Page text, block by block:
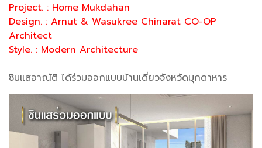
Project. : Home Mukdahan
Design. : Arnut & Wasukree Chinarat CO-OP
Architect
Style. : Modern Architecture
ซินแสอาณัติ ได้ร่วมออกแบบบ้านเดี่ยวจังหวัดมุกดาหาร